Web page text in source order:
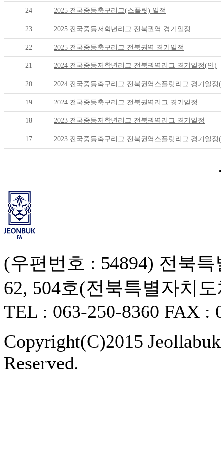
24 2025 전국중등축구리그(스플릿) 일정
23 2025 전국중등저학년리그 전북권역 경기일정
22 2025 전국중등축구리그 전북권역 경기일정
21 2024 전국중등저학년리그 전북권역리그 경기일정(안)
20 2024 전국중등축구리그 전북권역스플릿리그 경기일정
19 2024 전국중등축구리그 전북권역리그 경기일정
18 2023 전국중등저학년리그 전북권역리그 경기일정
17 2023 전국중등축구리그 전북권역스플릿리그 경기일정
(우편번호 : 54894) 전북
62, 504호(전북특별자치
TEL : 063-250-8360 FAX :
Copyright(C)2015
Reserved.